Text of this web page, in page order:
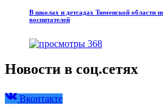
В школах и детсадах Тюменской области
воспитателей
368
Новости в соц.сетях
Вконтакте